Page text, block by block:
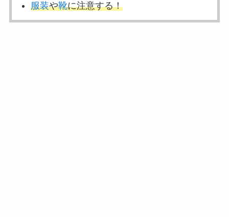
服装や靴に注意する！